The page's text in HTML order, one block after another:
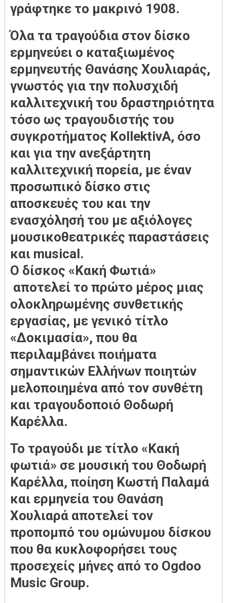
γράφτηκε το μακρινό 1908.
Όλα τα τραγούδια στον δίσκο
ερμηνεύει ο καταξιωμένος
ερμηνευτής Θανάσης Χουλιαράς,
γνωστός για την πολυσχιδή
καλλιτεχνική του δραστηριότητα
τόσο ως τραγουδιστής του
συγκροτήματος KollektivA, όσο
και για την ανεξάρτητη
καλλιτεχνική πορεία, με έναν
προσωπικό δίσκο στις
αποσκευές του και την
ενασχόλησή του με αξιόλογες
μουσικοθεατρικές παραστάσεις
και musical.
Ο δίσκος «Κακή Φωτιά»
αποτελεί το πρώτο μέρος μιας
ολοκληρωμένης συνθετικής
εργασίας, με γενικό τίτλο
«Δοκιμασία», που θα
περιλαμβάνει ποιήματα
σημαντικών Ελλήνων ποιητών
μελοποιημένα από τον συνθέτη
και τραγουδοποιό Θοδωρή
Καρέλλα.
Το τραγούδι με τίτλο «Κακή
φωτιά» σε μουσική του Θοδωρή
Καρέλλα, ποίηση Κωστή Παλαμά
και ερμηνεία του Θανάση
Χουλιαρά αποτελεί τον
προπομπό του ομώνυμου δίσκου
που θα κυκλοφορήσει τους
προσεχείς μήνες από το Ogdoo
Music Group.